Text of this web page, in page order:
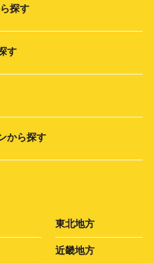
探す
す
から探す
東北地方
近畿地方